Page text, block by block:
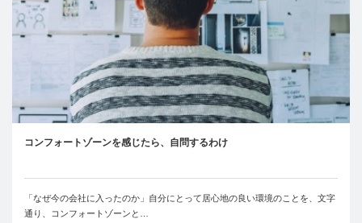
コンフォートゾーンを感じたら、自問するわけ
「なぜ今の会社に入ったのか」自分にとって居心地の良い環境のことを、文字
通り、コンフォートゾーンと…